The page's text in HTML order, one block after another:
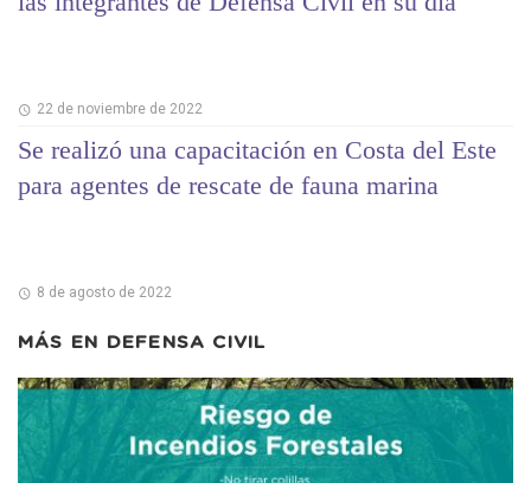
22 de noviembre de 2022
Se realizó una capacitación en Costa del Este
para agentes de rescate de fauna marina
8 de agosto de 2022
MÁS EN DEFENSA CIVIL